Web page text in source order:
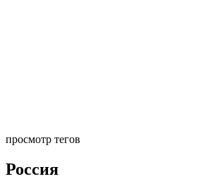
просмотр тегов
Россия